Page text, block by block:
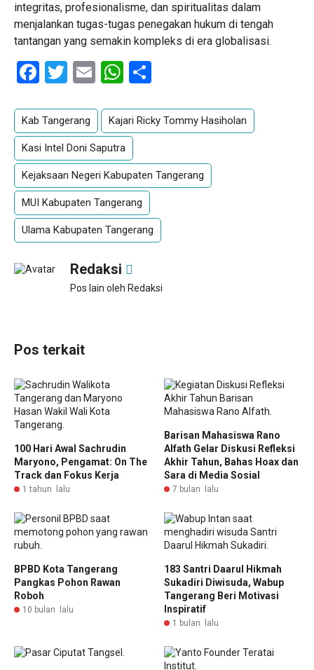
integritas, profesionalisme, dan spiritualitas dalam
menjalankan tugas-tugas penegakan hukum di tengah
tantangan yang semakin kompleks di era globalisasi.
Facebook
Twitter
EmailWhatsApp
Kab Tangerang Kajari Ricky Tommy Hasiholan
Kasi Intel Doni Saputra
Kejaksaan Negeri Kabupaten Tangerang
MUI Kabupaten Tangerang
Ulama Kabupaten Tangerang
Redaksi
Pos lain oleh Redaksi
Pos terkait
100 Hari Awal Sachrudin
Maryono, Pengamat: On The
Track dan Fokus Kerja
1 tahun lalu
Barisan Mahasiswa Rano
Alfath Gelar Diskusi Refleksi
Akhir Tahun, Bahas Hoax dan
Sara di Media Sosial
7 bulan lalu
BPBD Kota Tangerang
Pangkas Pohon Rawan
Roboh
10 bulan lalu
183 Santri Daarul Hikmah
Sukadiri Diwisuda, Wabup
Tangerang Beri Motivasi
Inspiratif
1 bulan lalu